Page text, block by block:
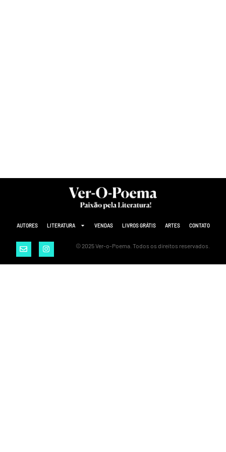
AUTORES LITERATURA VENDAS LIVROS GRÁTIS ARTES CONTATO
© 2025 Ver-o-Poema. Todos os direitos reservados.